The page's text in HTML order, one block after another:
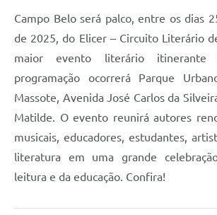
Campo Belo será palco, entre os dias
de 2025, do Elicer – Circuito Literário
maior evento literário
programação ocorrerá Parque
Massote, Avenida José Carlos da
Matilde. O evento reunirá autores
musicais, educadores, estudantes,
literatura em uma grande
leitura e da educação. Confira!